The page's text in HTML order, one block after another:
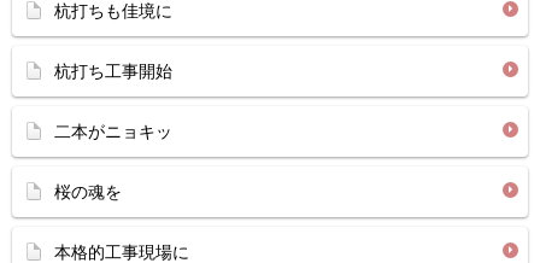
杭打ちも佳境に
杭打ち工事開始
二本がニョキッ
桜の魂を
本格的工事現場に